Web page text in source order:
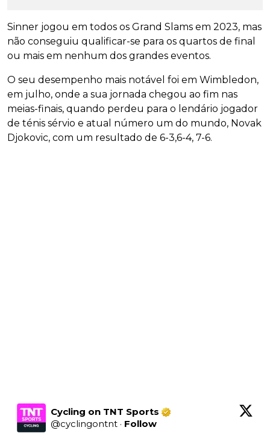
Sinner jogou em todos os Grand Slams em 2023, mas
não conseguiu qualificar-se para os quartos de final
ou mais em nenhum dos grandes eventos.
O seu desempenho mais notável foi em Wimbledon,
em julho, onde a sua jornada chegou ao fim nas
meias-finais, quando perdeu para o lendário jogador
de ténis sérvio e atual número um do mundo, Novak
Djokovic, com um resultado de 6-3,6-4, 7-6.
Cycling on TNT Sports
@cyclingontnt · Follow